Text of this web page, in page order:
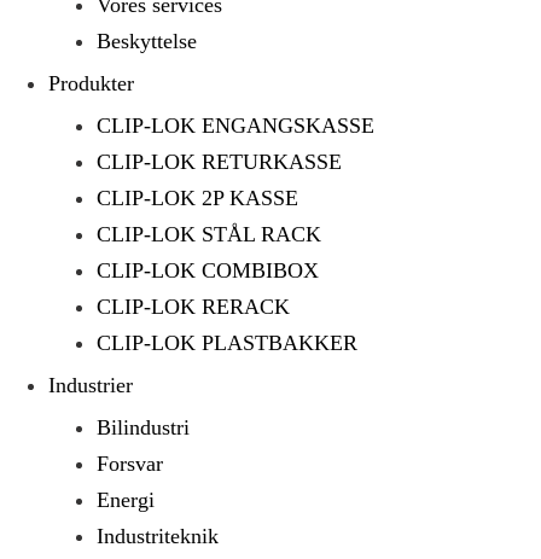
Vores services
Beskyttelse
Produkter
CLIP-LOK ENGANGSKASSE
CLIP-LOK RETURKASSE
CLIP-LOK 2P KASSE
CLIP-LOK STÅL RACK
CLIP-LOK COMBIBOX
CLIP-LOK RERACK
CLIP-LOK PLASTBAKKER
Industrier
Bilindustri
Forsvar
Energi
Industriteknik